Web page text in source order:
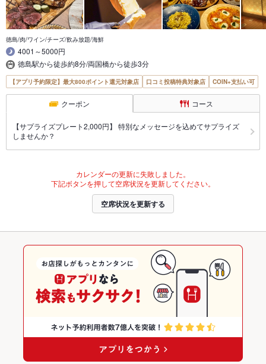
徳島/肉/ワイン/チーズ/飲み放題/海鮮
4001～5000円
徳島駅から徒歩約8分/両国橋から徒歩3分
【アプリ予約限定】最大800ポイント還元対象店 口コミ投稿特典対象店 COIN+支払い可
クーポン コース
【サプライズプレート2,000円】 特別なメッセージを込めてサプライズ
しませんか？
カレンダーの更新に失敗しました。
下記ボタンを押して空席状況を更新してください。
空席状況を更新する